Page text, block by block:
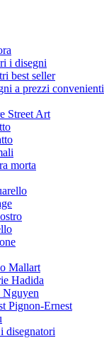
i disegni
best seller
a prezzi convenienti
Street Art
morta
Mallart
Hadida
Pignon-Ernest
disegnatori